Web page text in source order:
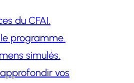
du CFAI.
programme.
simulés.
vos